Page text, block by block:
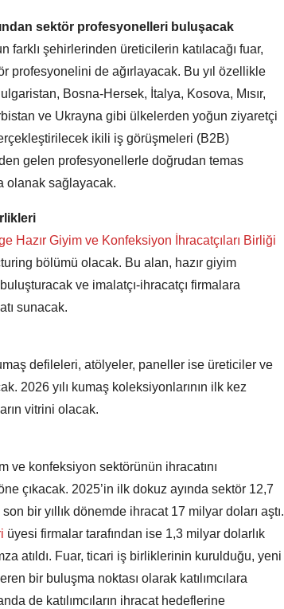
sektör profesyonelleri buluşacak
farklı şehirlerinden üreticilerin katılacağı fuar,
profesyonelini de ağırlayacak. Bu yıl özellikle
Bosna-Hersek, İtalya, Kosova, Mısır,
ve Ukrayna gibi ülkelerden yoğun ziyaretçi
ikili iş görüşmeleri (B2B)
gelen profesyonellerle doğrudan temas
olanak sağlayacak.
Hazır Giyim ve Konfeksiyon İhracatçıları Birliği
bölümü olacak. Bu alan, hazır giyim
ve imalatçı-ihracatçı firmalara
sunacak.
defileleri, atölyeler, paneller ise üreticiler ve
2026 yılı kumaş koleksiyonlarının ilk kez
vitrini olacak.
ve konfeksiyon sektörünün ihracatını
çıkacak. 2025’in ilk dokuz ayında sektör 12,7
bir yıllık dönemde ihracat 17 milyar doları aştı.
üyesi firmalar tarafından ise 1,3 milyar dolarlık
atıldı. Fuar, ticari iş birliklerinin kurulduğu, yeni
bir buluşma noktası olarak katılımcılara
de katılımcıların ihracat hedeflerine